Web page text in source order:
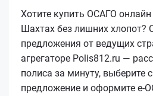
Хотите купить ОСАГО
Шахтах без лишних хлопот?
предложения от ведущих
агрегаторе Polis812.ru —
полиса за минуту, выберите
предложение и оформите